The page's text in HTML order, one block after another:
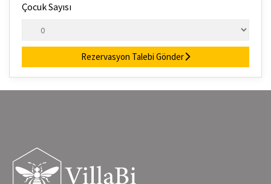
Çocuk Sayısı
Rezervasyon Talebi Gönder